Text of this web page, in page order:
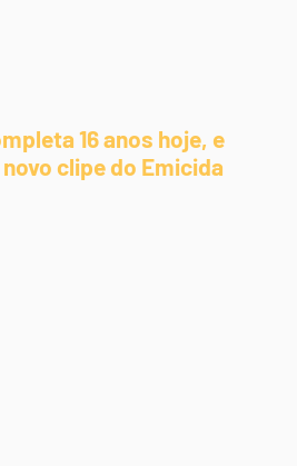
16 anos hoje, e
clipe do Emicida